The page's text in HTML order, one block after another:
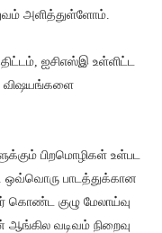
அளித்துள்ளோம்.
ஐசிஎஸ்இ உள்ளிட்ட
விஷயங்களை
பிறமொழிகள் உள்பட
பாடத்துக்கான
கொண்ட குழு மேலாய்வு
ஆங்கில வடிவம் நிறைவு